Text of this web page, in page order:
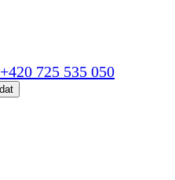
+420 725 535 050